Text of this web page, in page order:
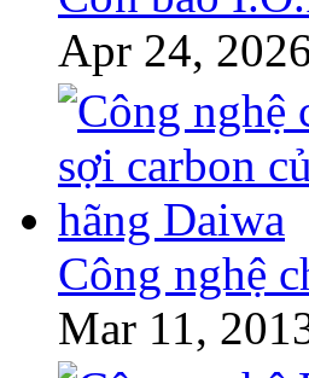
Apr 24,
Công nghệ
Mar 11,